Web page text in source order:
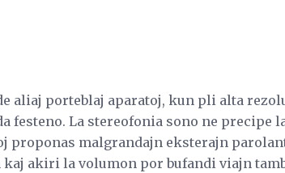
aliaj porteblaj aparatoj, kun pli alta
festeno. La stereofonia sono ne precipe
malgrandajn eksterajn
akiri la volumon por bufandi viajn